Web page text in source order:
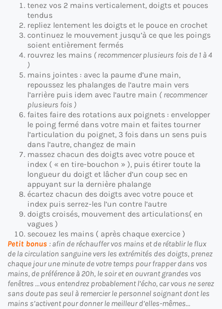
tenez vos 2 mains verticalement, doigts et pouces
tendus
repliez lentement les doigts et le pouce en crochet
continuez le mouvement jusqu’à ce que les poings
soient entièrement fermés
rouvrez les mains ( recommencer plusieurs fois de 1 à 4
)
mains jointes : avec la paume d’une main,
repoussez les phalanges de l’autre main vers
l’arrière puis idem avec l’autre main ( recommencer
plusieurs fois )
faites faire des rotations aux poignets : envelopper
le poing fermé dans votre main et faites tourner
l’articulation du poignet, 3 fois dans un sens puis
dans l’autre, changez de main
massez chacun des doigts avec votre pouce et
index ( « en tire-bouchon » ), puis étirer toute la
longueur du doigt et lâcher d’un coup sec en
appuyant sur la dernière phalange
écartez chacun des doigts avec votre pouce et
index puis serrez-les l’un contre l’autre
doigts croisés, mouvement des articulations( en
vagues )
secouez les mains ( après chaque exercice )
Petit bonus : afin de réchauffer vos mains et de rétablir le flux
de la circulation sanguine vers les extrémités des doigts, prenez
chaque jour une minute de votre temps pour frapper dans vos
mains, de préférence à 20h, le soir et en ouvrant grandes vos
fenêtres …vous entendrez probablement l’écho, car vous ne serez
sans doute pas seul à remercier le personnel soignant dont les
mains s’activent pour donner le meilleur d’elles-mêmes…